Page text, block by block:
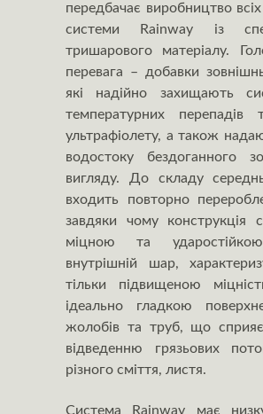
передбачає виробництво
системи Rainway із
тришарового матеріалу.
перевага – добавки
які надійно захищають
температурних перепадів
ультрафіолету, а також
водостоку бездоганного
вигляду. До складу
входить повторно
завдяки чому конструкція
міцною та
внутрішній шар,
тільки підвищеною
ідеально гладкою
жолобів та труб, що
відведенню грязьових
різного сміття, листя.
Система Rainway має